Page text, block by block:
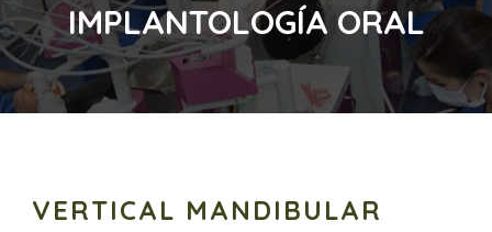
IMPLANTOLOGÍA ORAL
VERTICAL MANDIBULAR